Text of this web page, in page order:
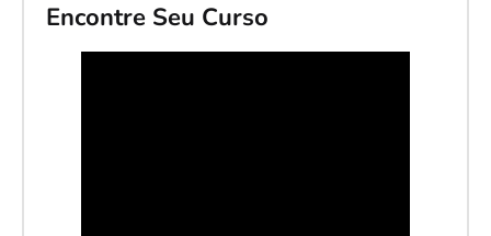
Encontre Seu Curso